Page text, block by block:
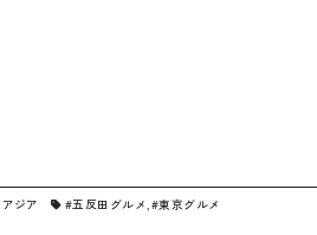
ジア #五反田グルメ,#東京グルメ